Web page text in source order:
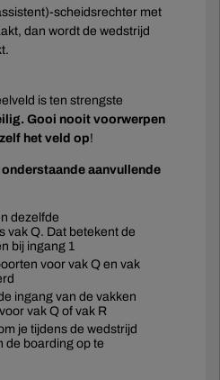
scheidsrechter met
dan wordt de wedstrijd
is ten strengste
Gooi nooit voorwerpen
het veld op!
aanvullende
dezelfde
vak Q. Dat betekent de
bij ingang 1
voor vak Q en vak
ingang van de vakken
vak Q of vak R
je tijdens de wedstrijd
de boarding op te